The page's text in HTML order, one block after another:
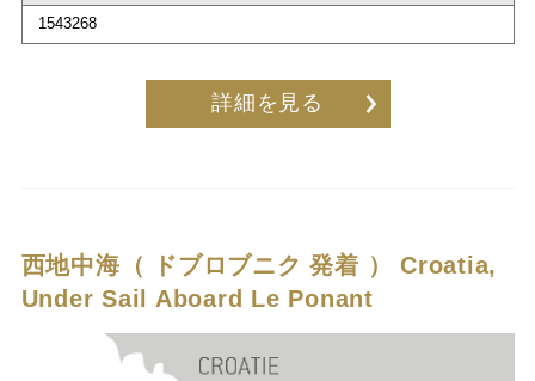
1543268
詳細を見る
西地中海（ ドブロブニク 発着 ） Croatia,
Under Sail Aboard Le Ponant